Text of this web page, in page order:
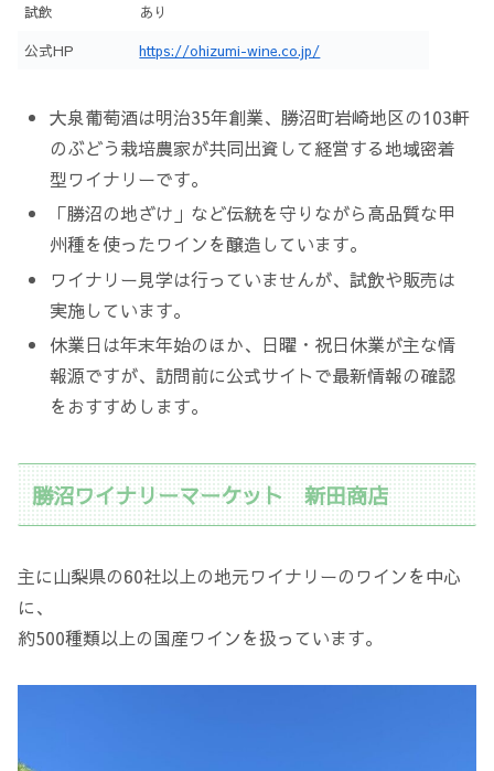
試飲 あり
公式HP https://ohizumi-wine.co.jp/
大泉葡萄酒は明治35年創業、勝沼町岩崎地区の103軒
のぶどう栽培農家が共同出資して経営する地域密着
型ワイナリーです。
「勝沼の地ざけ」など伝統を守りながら高品質な甲
州種を使ったワインを醸造しています。
ワイナリー見学は行っていませんが、試飲や販売は
実施しています。
休業日は年末年始のほか、日曜・祝日休業が主な情
報源ですが、訪問前に公式サイトで最新情報の確認
をおすすめします。
勝沼ワイナリーマーケット 新田商店
主に山梨県の60社以上の地元ワイナリーのワインを中心
に、
約500種類以上の国産ワインを扱っています。